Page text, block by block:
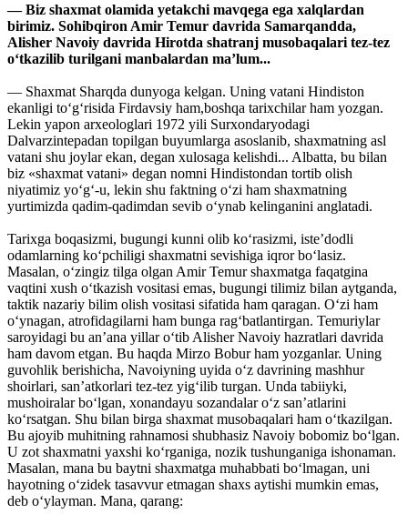
— Biz shaxmat olamida yetakchi mavqega ega xalqlardan
birimiz. Sohibqiron Amir Temur davrida Samarqandda,
Alisher Navoiy davrida Hirotda shatranj musobaqalari tez-tez
o‘tkazilib turilgani manbalardan ma’lum...
— Shaxmat Sharqda dunyoga kelgan. Uning vatani Hindiston
ekanligi to‘g‘risida Firdavsiy ham,boshqa tarixchilar ham yozgan.
Lekin yapon arxeologlari 1972 yili Surxondaryodagi
Dalvarzintepadan topilgan buyumlarga asoslanib, shaxmatning asl
vatani shu joylar ekan, degan xulosaga kelishdi... Albatta, bu bilan
biz «shaxmat vatani» degan nomni Hindistondan tortib olish
niyatimiz yo‘g‘-u, lekin shu faktning o‘zi ham shaxmatning
yurtimizda qadim-qadimdan sevib o‘ynab kelinganini anglatadi.
Tarixga boqasizmi, bugungi kunni olib ko‘rasizmi, iste’dodli
odamlarning ko‘pchiligi shaxmatni sevishiga iqror bo‘lasiz.
Masalan, o‘zingiz tilga olgan Amir Temur shaxmatga faqatgina
vaqtini xush o‘tkazish vositasi emas, bugungi tilimiz bilan aytganda,
taktik nazariy bilim olish vositasi sifatida ham qaragan. O‘zi ham
o‘ynagan, atrofidagilarni ham bunga rag‘batlantirgan. Temuriylar
saroyidagi bu an’ana yillar o‘tib Alisher Navoiy hazratlari davrida
ham davom etgan. Bu haqda Mirzo Bobur ham yozganlar. Uning
guvohlik berishicha, Navoiyning uyida o‘z davrining mashhur
shoirlari, san’atkorlari tez-tez yig‘ilib turgan. Unda tabiiyki,
mushoiralar bo‘lgan, xonandayu sozandalar o‘z san’atlarini
ko‘rsatgan. Shu bilan birga shaxmat musobaqalari ham o‘tkazilgan.
Bu ajoyib muhitning rahnamosi shubhasiz Navoiy bobomiz bo‘lgan.
U zot shaxmatni yaxshi ko‘rganiga, nozik tushunganiga ishonaman.
Masalan, mana bu baytni shaxmatga muhabbati bo‘lmagan, uni
hayotning o‘zidek tasavvur etmagan shaxs aytishi mumkin emas,
deb o‘ylayman. Mana, qarang: